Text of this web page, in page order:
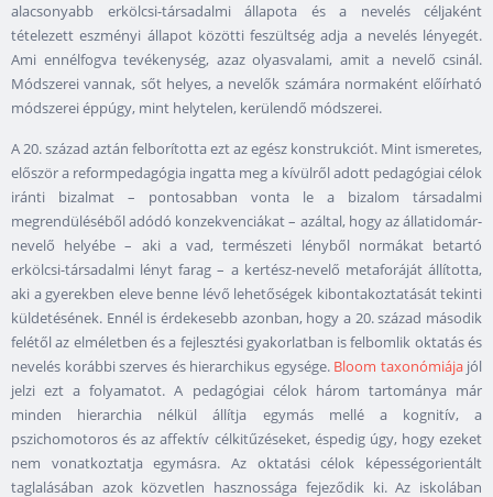
alacsonyabb erkölcsi-társadalmi állapota és a nevelés céljaként
tételezett eszményi állapot közötti feszültség adja a nevelés lényegét.
Ami ennélfogva tevékenység, azaz olyasvalami, amit a nevelő csinál.
Módszerei vannak, sőt helyes, a nevelők számára normaként előírható
módszerei éppúgy, mint helytelen, kerülendő módszerei.
A 20. század aztán felborította ezt az egész konstrukciót. Mint ismeretes,
először a reformpedagógia ingatta meg a kívülről adott pedagógiai célok
iránti bizalmat – pontosabban vonta le a bizalom társadalmi
megrendüléséből adódó konzekvenciákat – azáltal, hogy az állatidomár-
nevelő helyébe – aki a vad, természeti lényből normákat betartó
erkölcsi-társadalmi lényt farag – a kertész-nevelő metaforáját állította,
aki a gyerekben eleve benne lévő lehetőségek kibontakoztatását tekinti
küldetésének. Ennél is érdekesebb azonban, hogy a 20. század második
felétől az elméletben és a fejlesztési gyakorlatban is felbomlik oktatás és
nevelés korábbi szerves és hierarchikus egysége. Bloom taxonómiájajól
jelzi ezt a folyamatot. A pedagógiai célok három tartománya már
minden hierarchia nélkül állítja egymás mellé a kognitív, a
pszichomotoros és az affektív célkitűzéseket, éspedig úgy, hogy ezeket
nem vonatkoztatja egymásra. Az oktatási célok képességorientált
taglalásában azok közvetlen hasznossága fejeződik ki. Az iskolában